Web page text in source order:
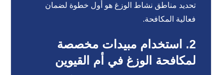
تحديد مناطق نشاط الوزغ هو أول خطوة لضمان
فعالية المكافحة.
2. استخدام مبيدات مخصصة
لمكافحة الوزغ في أم القيوين